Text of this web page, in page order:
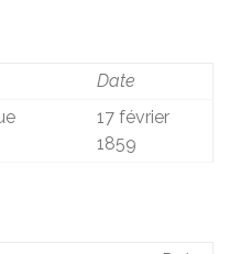
Date
17 février
1859